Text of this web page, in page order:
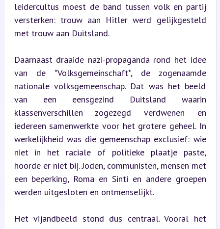
leidercultus moest de band tussen volk en partij
versterken: trouw aan Hitler werd gelijkgesteld
met trouw aan Duitsland.
Daarnaast draaide nazi-propaganda rond het idee
van de *Volksgemeinschaft*, de zogenaamde
nationale volksgemeenschap. Dat was het beeld
van een eensgezind Duitsland waarin
klassenverschillen zogezegd verdwenen en
iedereen samenwerkte voor het grotere geheel. In
werkelijkheid was die gemeenschap exclusief: wie
niet in het raciale of politieke plaatje paste,
hoorde er niet bij. Joden, communisten, mensen met
een beperking, Roma en Sinti en andere groepen
werden uitgesloten en ontmenselijkt.
Het vijandbeeld stond dus centraal. Vooral het